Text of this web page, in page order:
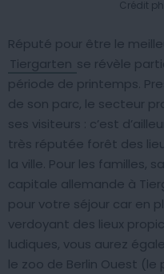
Crédit
Réputé pour être le
Tiergarten se révèle
période de printemps.
de son parc, le secteur
ses visiteurs : c’est
très réputée forêt des
la ville. Pour les familles,
capitale allemande à
pour votre séjour car en
verdoyant des lieux
ludiques, vous aurez
le zoo de Berlin Ouest (le